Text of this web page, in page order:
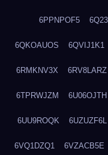
6PPNPOF5
6QKOAUOS 6QVIJ1K1
6RMKNV3X 6RV8LARZ
6TPRWJZM 6U06OJTH
6UU9ROQK 6UZUZF6L
6VQ1DZQ1 6VZACB5E